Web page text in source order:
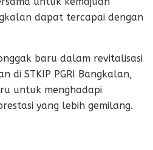
dapat tercapai dengan
baru dalam revitalisasi
di STKIP PGRI Bangkalan,
untuk menghadapi
yang lebih gemilang.